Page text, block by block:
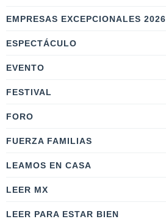
EMPRESAS EXCEPCIONALES 2026
ESPECTÁCULO
EVENTO
FESTIVAL
FORO
FUERZA FAMILIAS
LEAMOS EN CASA
LEER MX
LEER PARA ESTAR BIEN